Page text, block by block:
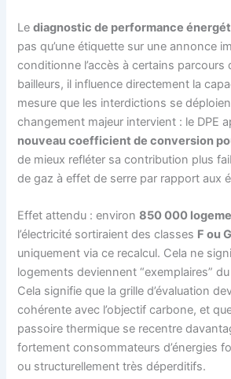
Lediagnostic de performance
pas qu’une étiquette sur une annonce
conditionne l’accès à certains parcours
bailleurs, il influence directement la
mesure que les interdictions se
changement majeur intervient : le DPE
nouveau coefficient de conversion
de mieux refléter sa contribution plus
de gaz à effet de serre par rapport aux
Effet attendu : environ850 000
l’électricité sortiraient des classes F ou G
uniquement via ce recalcul. Cela ne
logements deviennent “exemplaires”
Cela signifie que la grille d’évaluation
cohérente avec l’objectif carbone, et
passoire thermique se recentre
fortement consommateurs d’énergies
ou structurellement très déperditifs.